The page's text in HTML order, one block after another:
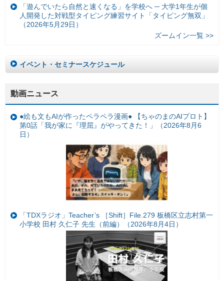
「遊んでいたら自然と速くなる」を学校へ ─ 大学1年生が個
人開発した対戦型タイピング練習サイト「タイピング無双」
（2026年5月29日）
ズームイン一覧 >>
イベント・セミナースケジュール
動画ニュース
●絵も文もAIが作ったペラペラ漫画● 【ちゃのまのAIプロト】
第0話「我が家に『理屈』がやってきた！」（2026年8月6
日）
「TDXラジオ」Teacher’s ［Shift］File.279 板橋区立志村第一
小学校 田村 久仁子 先生（前編）（2026年8月4日）